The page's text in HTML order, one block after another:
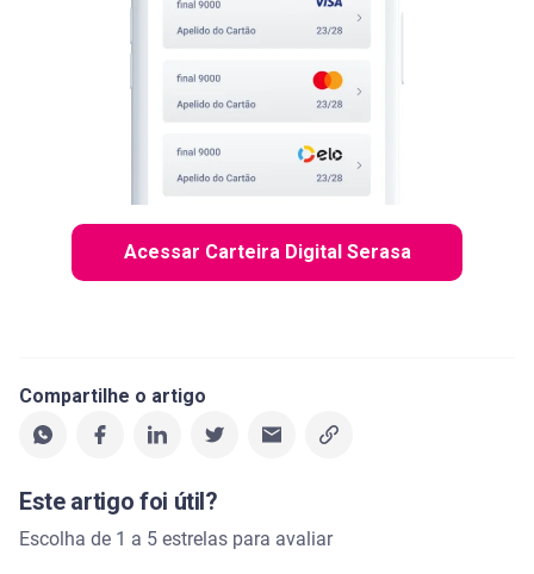
Acessar Carteira Digital Serasa
Compartilhe o artigo
Este artigo foi útil?
Escolha de 1 a 5 estrelas para avaliar